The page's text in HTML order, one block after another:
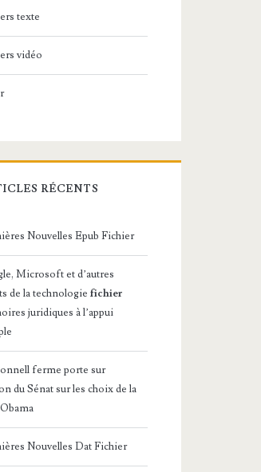
texte
vidéo
RÉCENTS
Nouvelles Epub Fichier
Microsoft et d’autres
de la technologiefichier
juridiques à l’appui
ferme porte sur
du Sénat sur les choix de la
Nouvelles Dat Fichier